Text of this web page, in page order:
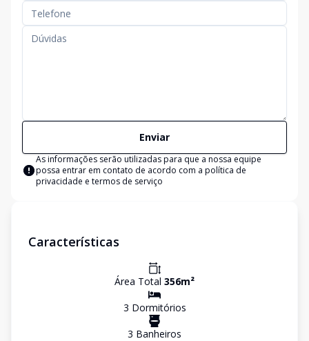
Enviar
As informações serão utilizadas para que a nossa equipe
possa entrar em contato de acordo com a política de
privacidade e termos de serviço
Características
Área Total 356m²
3 Dormitórios
3 Banheiros